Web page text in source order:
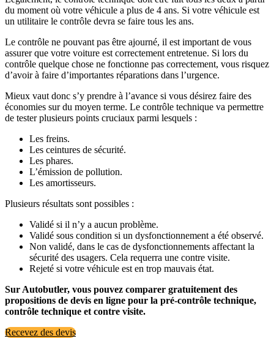
du moment où votre véhicule a plus de 4 ans. Si votre véhicule est
un utilitaire le contrôle devra se faire tous les ans.
Le contrôle ne pouvant pas être ajourné, il est important de vous
assurer que votre voiture est correctement entretenue. Si lors du
contrôle quelque chose ne fonctionne pas correctement, vous risquez
d’avoir à faire d’importantes réparations dans l’urgence.
Mieux vaut donc s’y prendre à l’avance si vous désirez faire des
économies sur du moyen terme. Le contrôle technique va permettre
de tester plusieurs points cruciaux parmi lesquels :
Les freins.
Les ceintures de sécurité.
Les phares.
L’émission de pollution.
Les amortisseurs.
Plusieurs résultats sont possibles :
Validé si il n’y a aucun problème.
Validé sous condition si un dysfonctionnement a été observé.
Non validé, dans le cas de dysfonctionnements affectant la
sécurité des usagers. Cela requerra une contre visite.
Rejeté si votre véhicule est en trop mauvais état.
Sur Autobutler, vous pouvez comparer gratuitement des
propositions de devis en ligne pour la pré-contrôle technique,
contrôle technique et contre visite.
Recevez des devis